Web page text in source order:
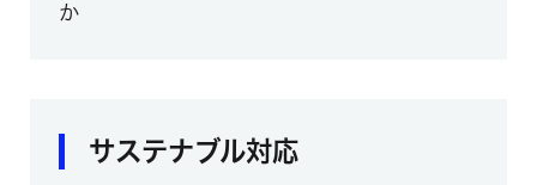
か
サステナブル対応